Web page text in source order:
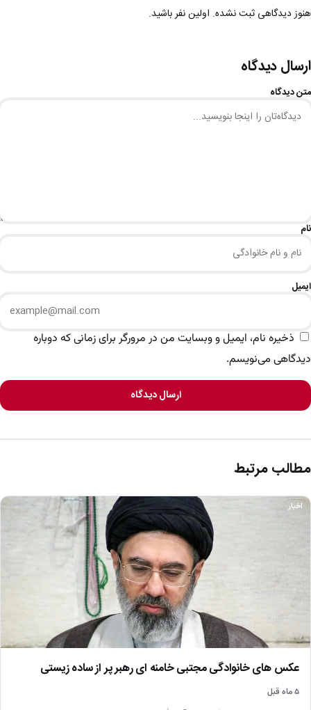
هنوز دیدگاهی ثبت نشده. اولین نفر باشید.
ارسال دیدگاه
متن دیدگاه
نام
ایمیل
ذخیره نام، ایمیل و وبسایت من در مرورگر برای زمانی که دوباره
دیدگاهی می‌نویسم.
ارسال دیدگاه
مطالب مرتبط
اخبار
عکس های خانوادگی مجتبی خامنه ای رهبر پر از ساده زیستی
۵ ماه قبل